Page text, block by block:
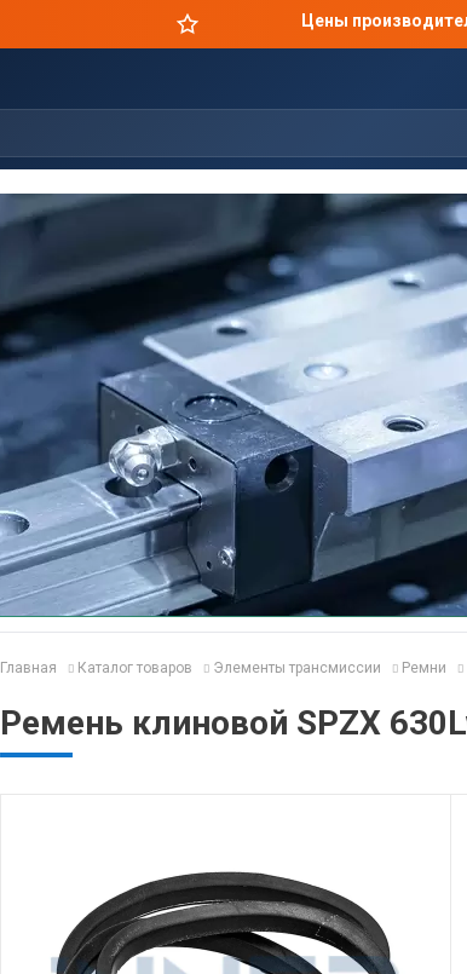
Цены
Главная Каталог товаров Элементы трансмиссии Ремни
Ремень клиновой SPZX